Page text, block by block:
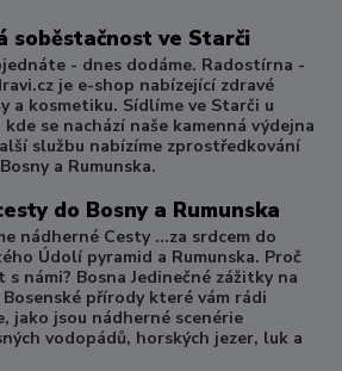
soběstačnost ve Starči
- dnes dodáme. Radostírna -
je e-shop nabízející zdravé
a kosmetiku. Sídlíme ve Starči u
kde se nachází naše kamenná výdejna
službu nabízíme zprostředkování
a Rumunska.
do Bosny a Rumunska
nádherné Cesty ...za srdcem do
Údolí pyramid a Rumunska. Proč
s námi? Bosna Jedinečné zážitky na
přírody které vám rádi
jako jsou nádherné scenérie
vodopádů, horských jezer, luk a